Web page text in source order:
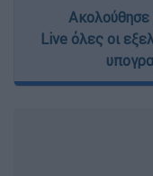
Live όλες οι